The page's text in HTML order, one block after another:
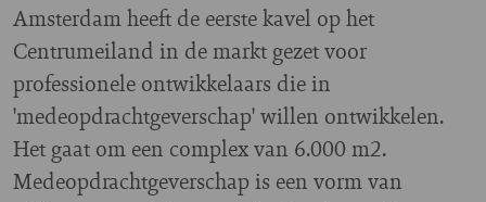
Amsterdam heeft de eerste kavel op het
Centrumeiland in de markt gezet voor
professionele ontwikkelaars die in
'medeopdrachtgeverschap' willen ontwikkelen.
Het gaat om een complex van 6.000 m2.
Medeopdrachtgeverschap is een vorm van